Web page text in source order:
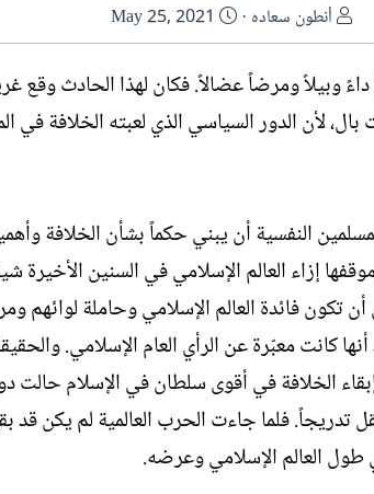
ا
ل
ا
ت
أنطون سعاده
ا
ر
ي
خ
ن
ش
ا
ء
May 25, 2021
وبيلاً ومرضاً عضالاً. فكان لهذا الحادث وقع
لأن الدور السياسي الذي لعبته الخلافة
النفسية أن يبني حكماً بشأن الخلافة
إزاء العالم الإسلامي في السنين الأخيرة
تكون فائدة العالم الإسلامي وحاملة لوائهم
كانت معبّرة عن الرأي العام الإسلامي.
الخلافة في أقوى سلطان في الإسلام حالت
تدريجاً. فلما جاءت الحرب العالمية لم يكن قد
طول العالم الإسلامي وعرضه.